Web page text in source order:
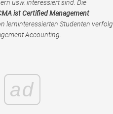
usw. interessiert sind. Die
ist Certified Management
lerninteressierten Studenten
Accounting.
ad